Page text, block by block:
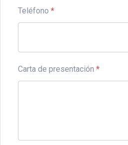
Teléfono *
Carta de presentación *